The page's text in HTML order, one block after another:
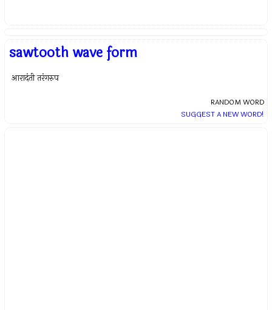
sawtooth wave form
आरादंती तरंगरुप
RANDOM WORD
SUGGEST A NEW WORD!